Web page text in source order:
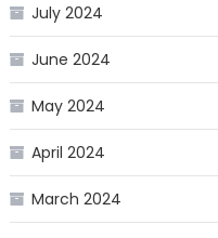
July 2024
June 2024
May 2024
April 2024
March 2024